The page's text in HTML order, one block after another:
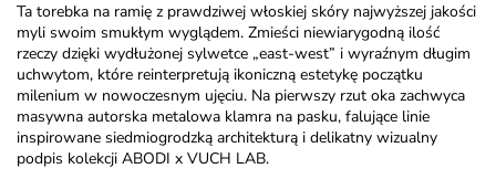
Ta torebka na ramię z prawdziwej włoskiej skóry najwyższej jakości
myli swoim smukłym wyglądem. Zmieści niewiarygodną ilość
rzeczy dzięki wydłużonej sylwetce „east-west” i wyraźnym długim
uchwytom, które reinterpretują ikoniczną estetykę początku
milenium w nowoczesnym ujęciu. Na pierwszy rzut oka zachwyca
masywna autorska metalowa klamra na pasku, falujące linie
inspirowane siedmiogrodzką architekturą i delikatny wizualny
podpis kolekcji ABODI x VUCH LAB.